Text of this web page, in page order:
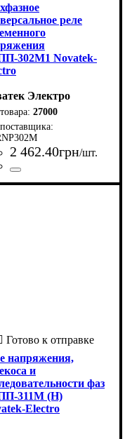
реле
302М1 Novatek-
Электро
27000
2 462.40грн/шт.
напряжения,
и
фаз
311М (Н)
Electro